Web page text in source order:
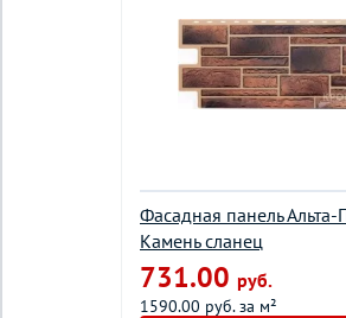
Фасадная панель
Камень сланец
731.00 руб.
1590.00 руб. за м²